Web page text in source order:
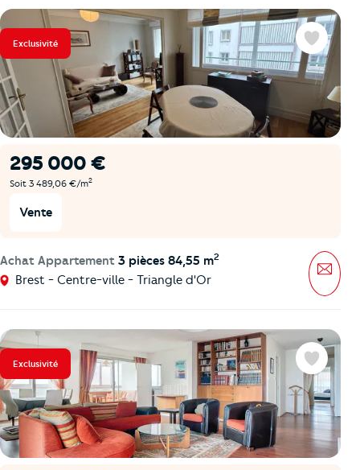
Exclusivité
295 000 €
Soit 3 489,06 €/m2
Vente
Achat Appartement 3 pièces 84,55 m2
Brest - Centre-ville - Triangle d'Or
Favoris
Exclusivité Favoris